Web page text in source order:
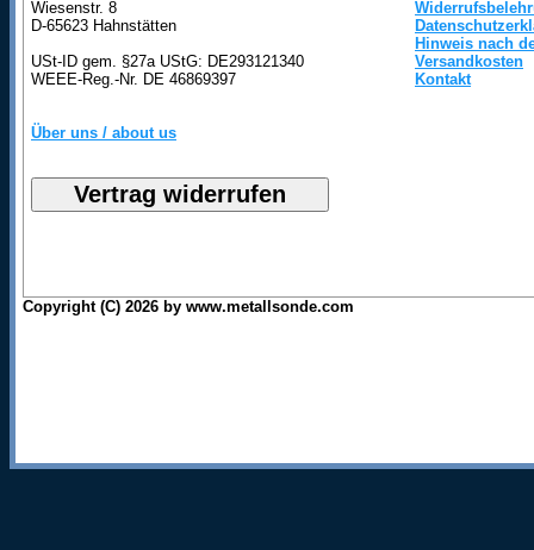
Wiesenstr. 8
D-65623 Hahnstätten
USt-ID gem. §27a UStG: DE293121340
WEEE-Reg.-Nr. DE 46869397
Über uns / about us
Hinweis nach
Versandkosten
Kontakt
Copyright (C) 2026 by www.metallsonde.com